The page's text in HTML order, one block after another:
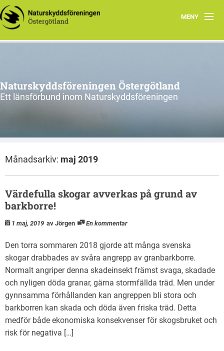
MENY
Aktuellt
Natur i Östergötland
Kretsar
Naturskyddsföreningen Östergötland
Ett länsförbund inom Naturskyddsföreningen
Månadsarkiv: maj 2019
Värdefulla skogar avverkas på grund av
barkborre!
1 maj, 2019 av Jörgen En kommentar
Den torra sommaren 2018 gjorde att många svenska
skogar drabbades av svåra angrepp av granbarkborre.
Normalt angriper denna skadeinsekt främst svaga, skadade
och nyligen döda granar, gärna stormfällda träd. Men under
gynnsamma förhållanden kan angreppen bli stora och
barkborren kan skada och döda även friska träd. Detta
medför både ekonomiska konsekvenser för skogsbruket och
risk för negativa […]